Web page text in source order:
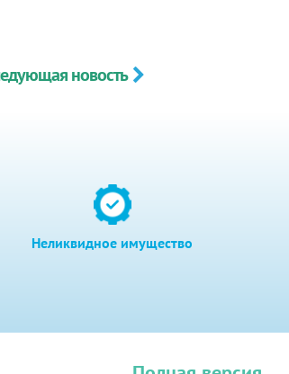
новость
Неликвидное имущество